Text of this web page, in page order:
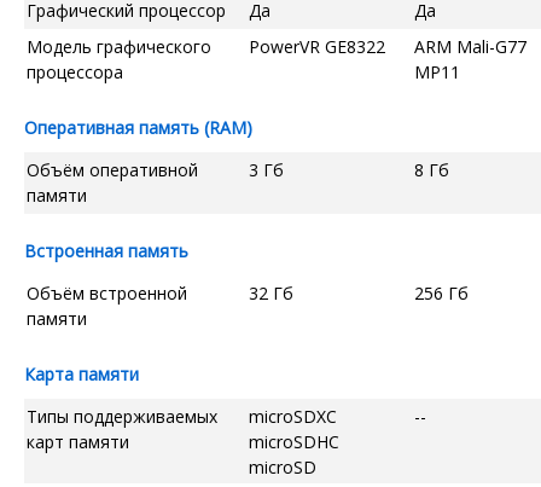
Графический процессор
Да
Да
Модель графического
процессора
PowerVR GE8322
ARM Mali-G77
MP11
Оперативная память (RAM)
Объём оперативной
памяти
3 Гб 8 Гб
Встроенная память
Объём встроенной
памяти
32 Гб 256 Гб
Карта памяти
Типы поддерживаемых
карт памяти
microSDXC
microSDHC
microSD
--